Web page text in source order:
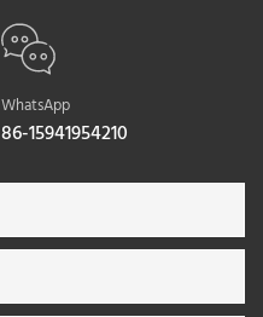
WhatsApp
86-15941954210